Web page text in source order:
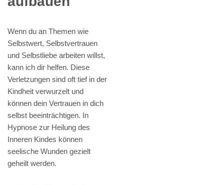
Wenn du an Themen wie
Selbstwert, Selbstvertrauen
und Selbstliebe arbeiten willst,
kann ich dir helfen. Diese
Verletzungen sind oft tief in der
Kindheit verwurzelt und
können dein Vertrauen in dich
selbst beeinträchtigen. In
Hypnose zur Heilung des
Inneren Kindes können
seelische Wunden gezielt
geheilt werden.